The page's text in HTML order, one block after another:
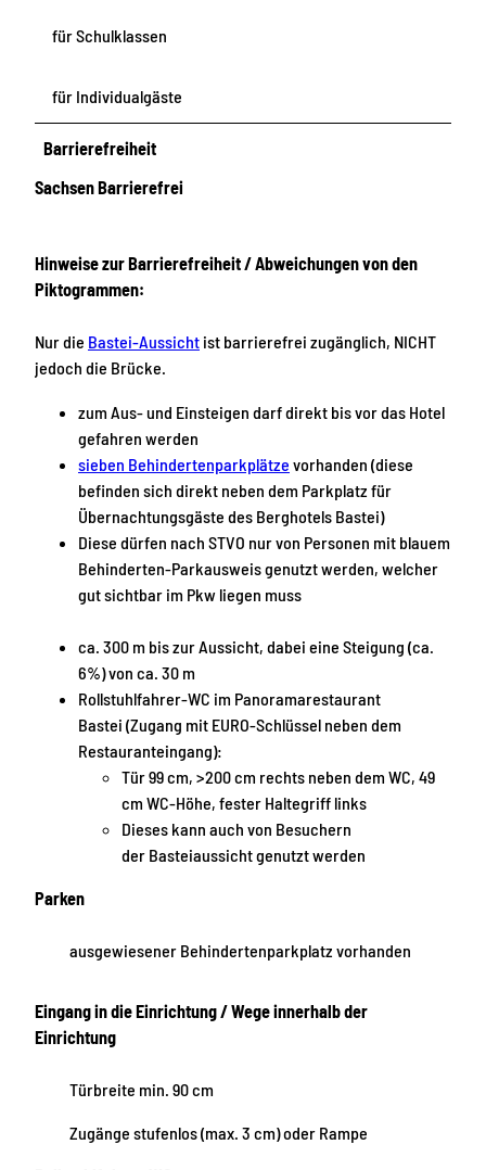
für Schulklassen
für Individualgäste
Barrierefreiheit
Sachsen Barrierefrei
Hinweise zur Barrierefreiheit / Abweichungen von den
Piktogrammen:
Nur die Bastei-Aussicht ist barrierefrei zugänglich, NICHT
jedoch die Brücke.
zum Aus- und Einsteigen darf direkt bis vor das Hotel
gefahren werden
sieben Behindertenparkplätze vorhanden (diese
befinden sich direkt neben dem Parkplatz für
Übernachtungsgäste des Berghotels Bastei)
Diese dürfen nach STVO nur von Personen mit blauem
Behinderten-Parkausweis genutzt werden, welcher
gut sichtbar im Pkw liegen muss
ca. 300 m bis zur Aussicht, dabei eine Steigung (ca.
6%) von ca. 30 m
Rollstuhlfahrer-WC im Panoramarestaurant
Bastei (Zugang mit EURO-Schlüssel neben dem
Restauranteingang):
Tür 99 cm, >200 cm rechts neben dem WC, 49
cm WC-Höhe, fester Haltegriff links
Dieses kann auch von Besuchern
der Basteiaussicht genutzt werden
Parken
ausgewiesener Behindertenparkplatz vorhanden
Eingang in die Einrichtung / Wege innerhalb der
Einrichtung
Türbreite min. 90 cm
Zugänge stufenlos (max. 3 cm) oder Rampe